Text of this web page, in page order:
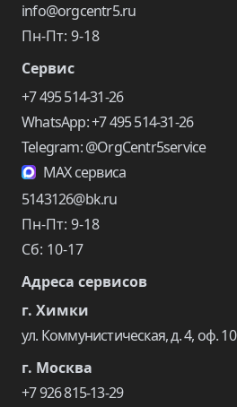
info@orgcentr5.ru
Пн-Пт: 9-18
Сервис
+7 495 514-31-26
WhatsApp: +7 495 514-31-26
Telegram: @OrgCentr5service
MAX сервиса
5143126@bk.ru
Пн-Пт: 9-18
Сб: 10-17
Адреса сервисов
г. Химки
ул. Коммунистическая, д. 4, оф. 10
г. Москва
+7 926 815-13-29